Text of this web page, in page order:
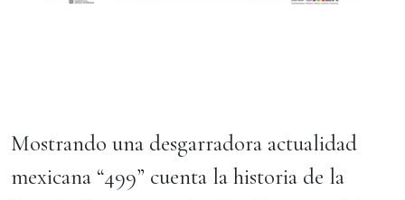
Mostrando una desgarradora actualidad
mexicana “499” cuenta la historia de la